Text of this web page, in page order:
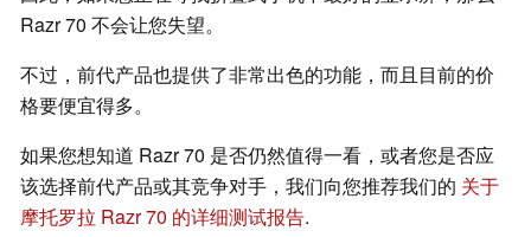
Razr 70 不会让您失望。
不过，前代产品也提供了非常出色的功能，而且目前的价
格要便宜得多。
如果您想知道 Razr 70 是否仍然值得一看，或者您是否应
该选择前代产品或其竞争对手，我们向您推荐我们的 关于
摩托罗拉 Razr 70 的详细测试报告.